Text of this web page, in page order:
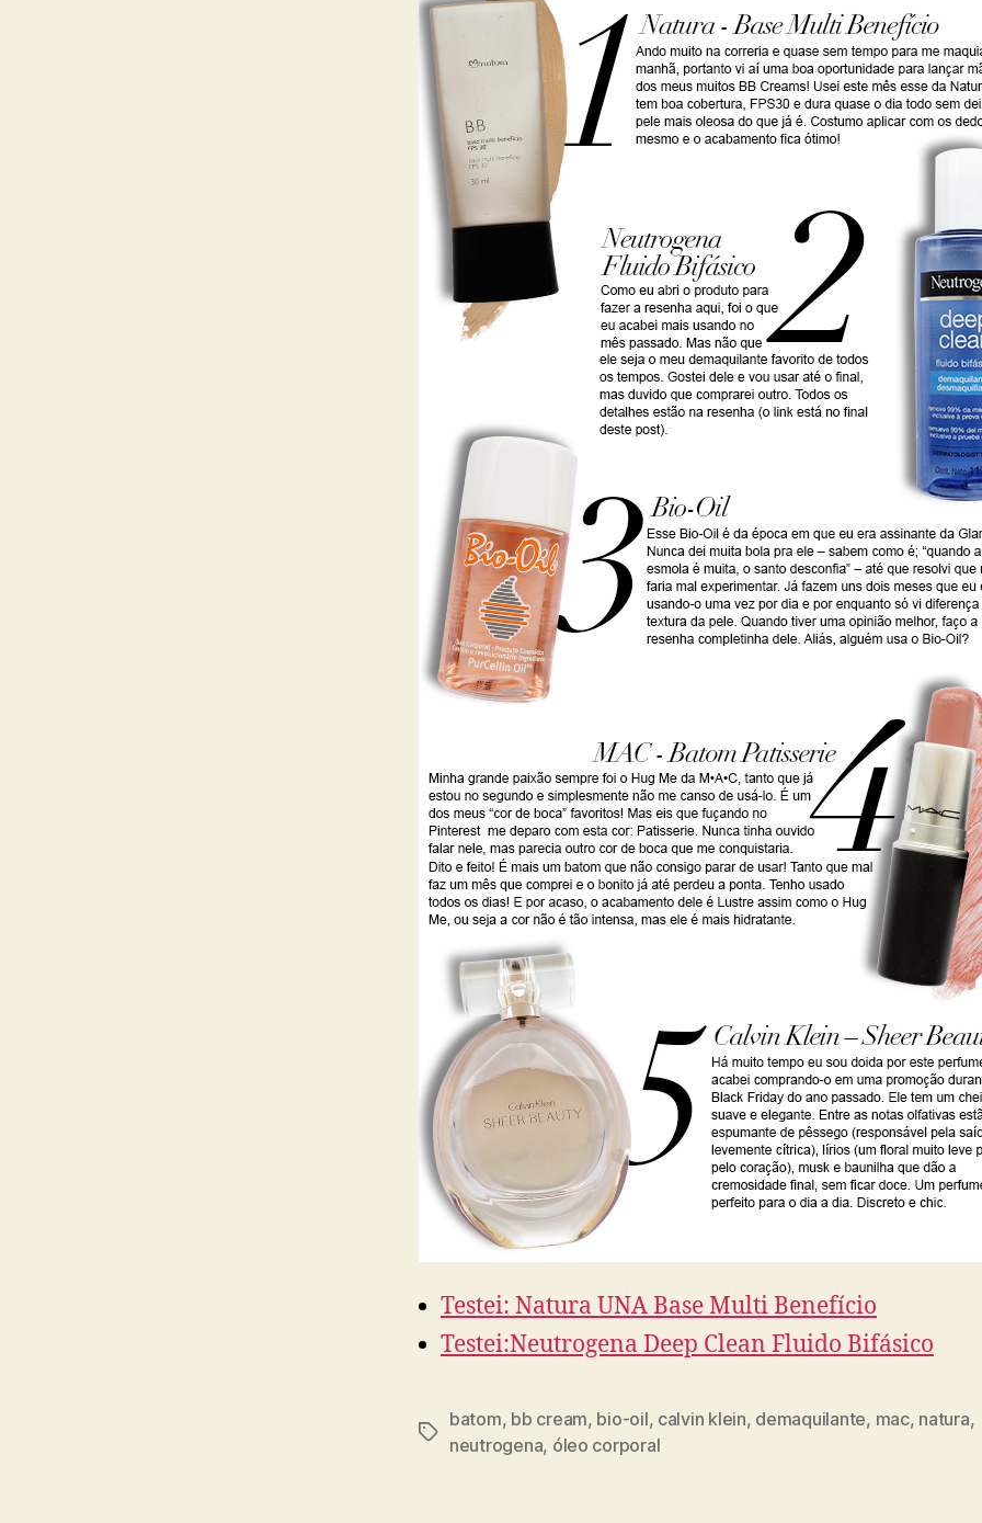
Testei: Natura UNA Base Multi Benefício
Testei:Neutrogena Deep Clean Fluido Bifásico
Tags
batom, bb cream, bio-oil, calvin klein, demaquilante, mac, natura,
neutrogena, óleo corporal